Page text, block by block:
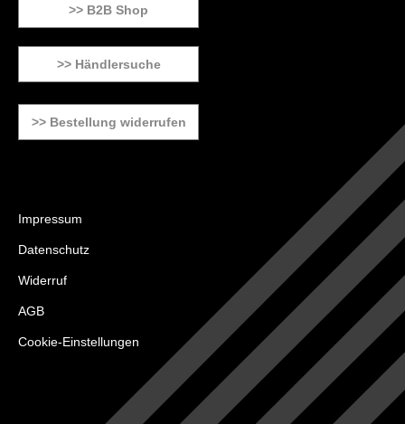
>> B2B Shop
>> Händlersuche
>> Bestellung widerrufen
Impressum
Datenschutz
Widerruf
AGB
Cookie-Einstellungen